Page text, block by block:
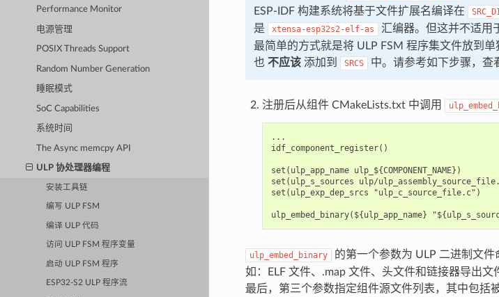
Performance Monitor
电源管理
POSIX Threads Support
Random Number Generation
睡眠模式
SoC Capabilities
系统时间
The Async memcpy API
ULP 协处理器编程
安装工具链
编写 ULP FSM
编译 ULP 代码
访问 ULP FSM 程序变量
启动 ULP FSM 程序
ESP32-S2 ULP 程序流
ESP-IDF 构建系统将基于文件扩展名编译在
是
xtensa-esp32s2-elf-as
汇编器。但这并不适用
最简单的方式就是将 ULP FSM 程序集文件放到
也 不应该添加到 SRCS 中。请参考如下步骤，查
注册后从组件 CMakeLists.txt 中调用
...
idf_component_register()
set(ulp_app_name ulp_${COMPONENT_NAME})
set(ulp_s_sources ulp/
set(ulp_exp_dep_srcs "ulp_c_source_file.c")
ulp_embed_binary
的第一个参数为 ULP 二进制文
如：ELF 文件、.map 文件、头文件和链接器导出文
最后，第三个参数指定组件源文件列表，其中包括